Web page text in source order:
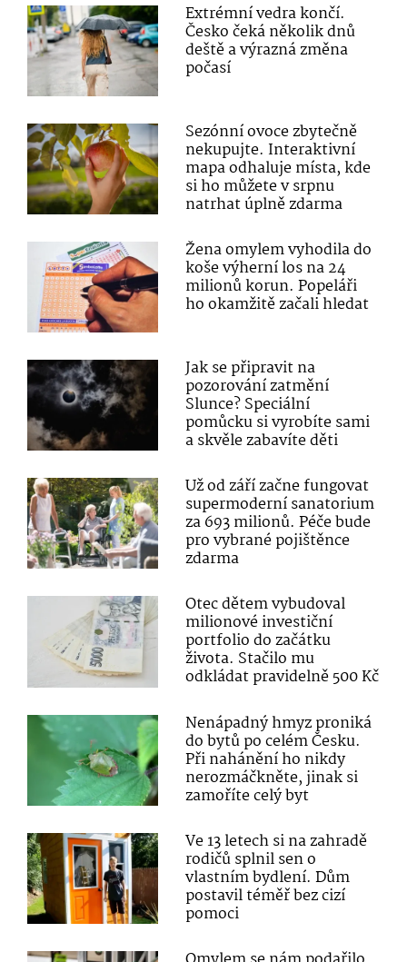
Extrémní vedra končí.
Česko čeká několik dnů
deště a výrazná změna
počasí
Sezónní ovoce zbytečně
nekupujte. Interaktivní
mapa odhaluje místa, kde
si ho můžete v srpnu
natrhat úplně zdarma
Žena omylem vyhodila do
koše výherní los na 24
milionů korun. Popeláři
ho okamžitě začali hledat
Jak se připravit na
pozorování zatmění
Slunce? Speciální
pomůcku si vyrobíte sami
a skvěle zabavíte děti
Už od září začne fungovat
supermoderní sanatorium
za 693 milionů. Péče bude
pro vybrané pojištěnce
zdarma
Otec dětem vybudoval
milionové investiční
portfolio do začátku
života. Stačilo mu
odkládat pravidelně 500 Kč
Nenápadný hmyz proniká
do bytů po celém Česku.
Při nahánění ho nikdy
nerozmáčkněte, jinak si
zamoříte celý byt
Ve 13 letech si na zahradě
rodičů splnil sen o
vlastním bydlení. Dům
postavil téměř bez cizí
pomoci